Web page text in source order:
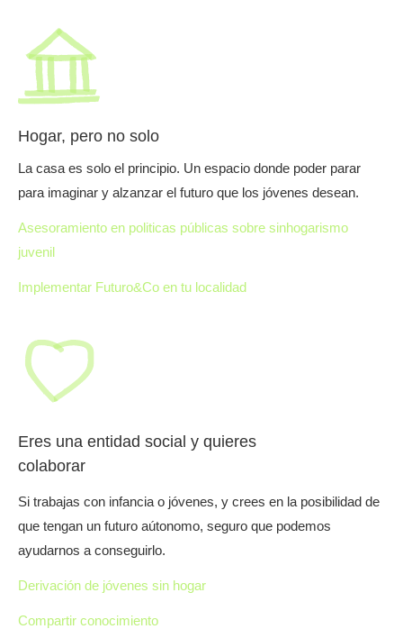
Hogar, pero no solo
La casa es solo el principio. Un espacio donde poder parar
para imaginar y alzanzar el futuro que los jóvenes desean.
Asesoramiento en politicas públicas sobre sinhogarismo
juvenil
Implementar Futuro&Co en tu localidad
Eres una entidad social y quieres
colaborar
Si trabajas con infancia o jóvenes, y crees en la posibilidad de
que tengan un futuro aútonomo, seguro que podemos
ayudarnos a conseguirlo.
Derivación de jóvenes sin hogar
Compartir conocimiento